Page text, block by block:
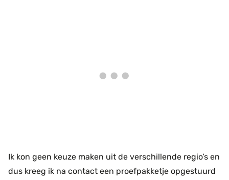
Ik kon geen keuze maken uit de verschillende regio’s en
dus kreeg ik na contact een proefpakketje opgestuurd